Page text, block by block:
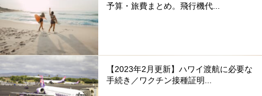
予算・旅費まとめ。飛行機代...
【2023年2月更新】ハワイ渡航に必要な
手続き／ワクチン接種証明...